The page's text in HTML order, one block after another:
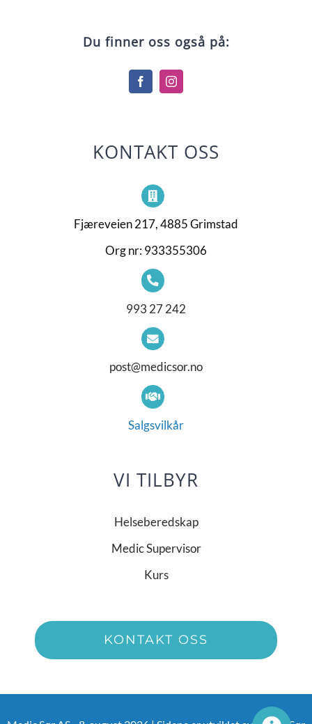
Du finner oss også på:
KONTAKT OSS
Fjæreveien 217, 4885 Grimstad
Org nr: 933355306
993 27 242
post@medicsor.no
Salgsvilkår
VI TILBYR
Helseberedskap
Medic Supervisor
Kurs
KONTAKT OSS